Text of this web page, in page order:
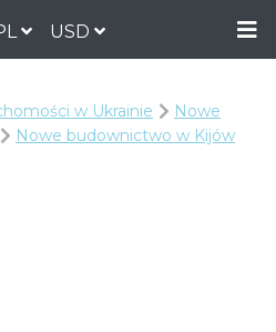
USD
w Ukrainie
Nowe
Nowe budownictwo w Kijów